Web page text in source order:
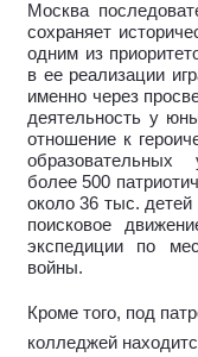
Москва
сохраняет
одним из
в ее реализации
именно через
деятельность у
отношение к
более 500
около 36 тыс. детей
поисковое
экспедиции по
войны.
Кроме того, под
колледжей